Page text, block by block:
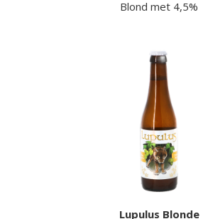
Blond met 4,5%
Lupulus Blonde